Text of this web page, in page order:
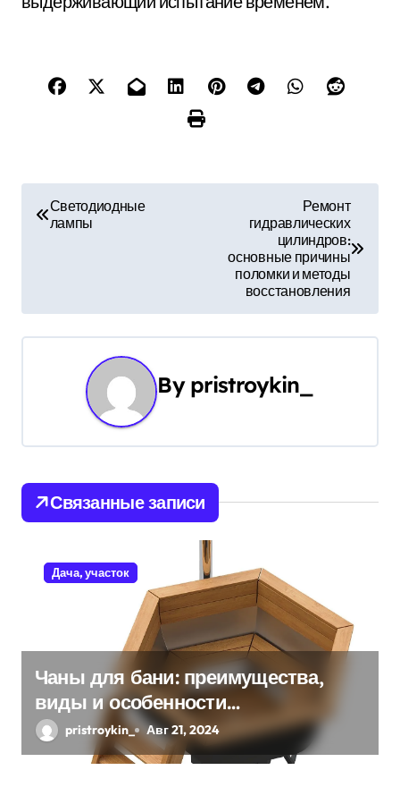
и
г
и
я
п
п
и
с
Светодиодные
лампы
Ремонт
гидравлических
цилиндров:
основные причины
поломки и методы
восстановления
By pristroykin_
Связанные записи
Дача, участок
Чаны для бани: преимущества,
виды и особенности
использования
pristroykin_ Авг 21, 2024